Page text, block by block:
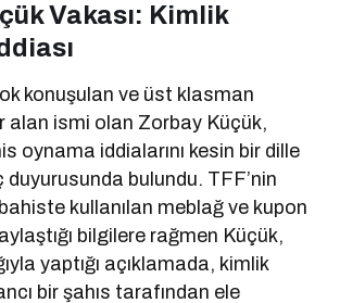
Vakası: Kimlik
konuşulan ve üst klasman
alan ismi olan Zorbay Küçük,
oynama iddialarını kesin bir dille
duyurusunda bulundu. TFF’nin
kullanılan meblağ ve kupon
bilgilere rağmen Küçük,
yaptığı açıklamada, kimlik
bir şahıs tarafından ele